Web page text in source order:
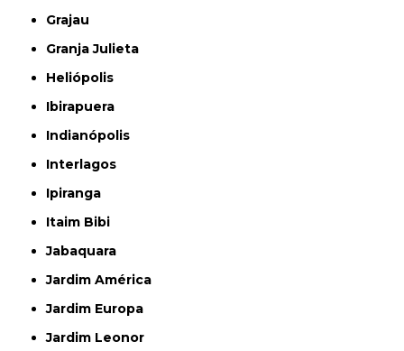
Grajau
Granja Julieta
Heliópolis
Ibirapuera
Indianópolis
Interlagos
Ipiranga
Itaim Bibi
Jabaquara
Jardim América
Jardim Europa
Jardim Leonor